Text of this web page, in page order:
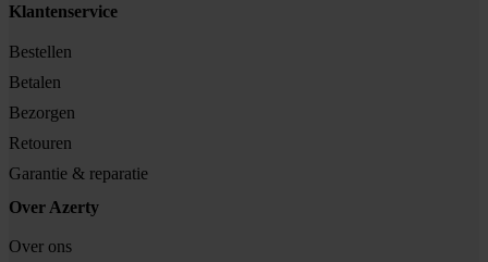
Klantenservice
Bestellen
Betalen
Bezorgen
Retouren
Garantie & reparatie
Over Azerty
Over ons